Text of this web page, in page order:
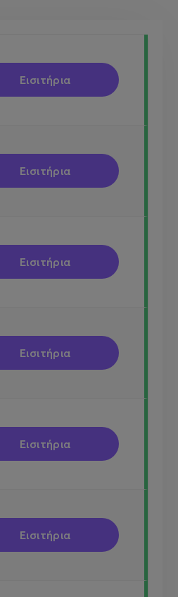
Εισιτήρια
Εισιτήρια
Εισιτήρια
Εισιτήρια
Εισιτήρια
Εισιτήρια